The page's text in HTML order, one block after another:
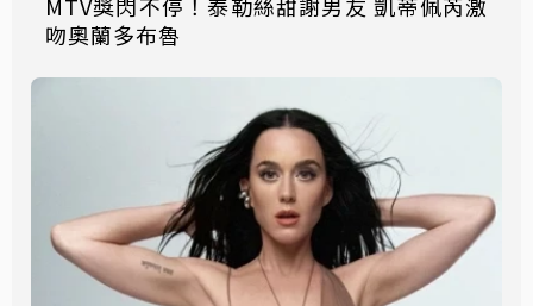
吻奧蘭多布魯